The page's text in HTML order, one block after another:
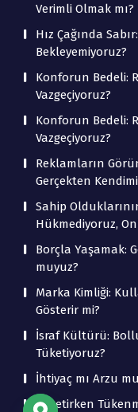
Verimli Olmak mı?
Hız Çağında
Bekleyemiyoruz?
Konforun Bedeli:
Vazgeçiyoruz?
Konforun Bedeli:
Vazgeçiyoruz?
Reklamların
Gerçekten
Sahip
Hükmediyoruz,
Borçla Yaşamak:
muyuz?
Marka Kimliği:
Gösterir mi?
İsraf Kültürü:
Tüketiyoruz?
İhtiyaç mı Arzu
Tüketirken